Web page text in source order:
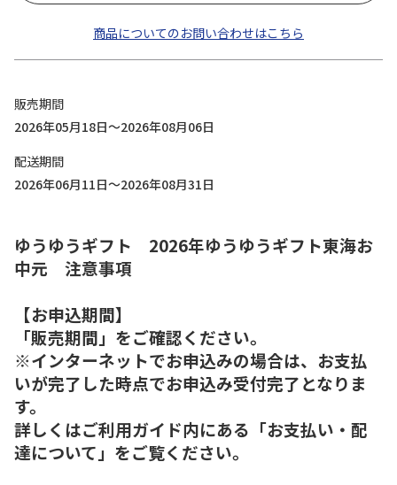
商品についてのお問い合わせはこちら
販売期間
2026年05月18日～2026年08月06日
配送期間
2026年06月11日～2026年08月31日
ゆうゆうギフト 2026年ゆうゆうギフト東海お
中元 注意事項
【お申込期間】
「販売期間」をご確認ください。
※インターネットでお申込みの場合は、お支払
いが完了した時点でお申込み受付完了となりま
す。
詳しくはご利用ガイド内にある「お支払い・配
達について」をご覧ください。